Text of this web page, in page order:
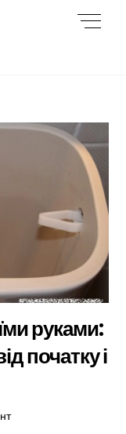
руками:
початку і